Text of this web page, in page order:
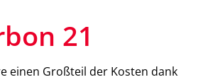
21
einen Großteil der Kosten dank